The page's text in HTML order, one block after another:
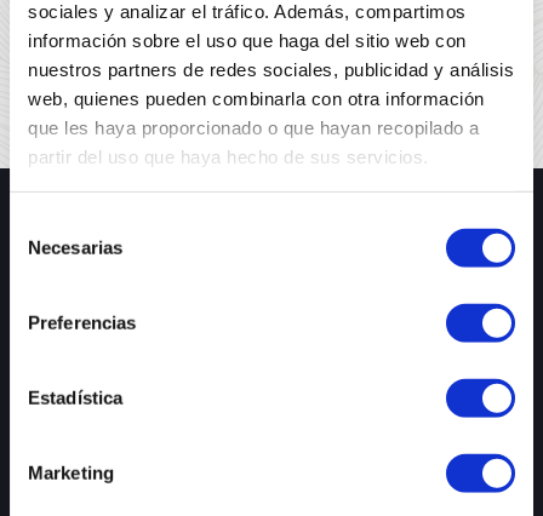
sociales y analizar el tráfico. Además, compartimos
información sobre el uso que haga del sitio web con
nuestros partners de redes sociales, publicidad y análisis
web, quienes pueden combinarla con otra información
que les haya proporcionado o que hayan recopilado a
partir del uso que haya hecho de sus servicios.
Necesarias
Preferencias
Estadística
Marketing
cesta en estos momentos